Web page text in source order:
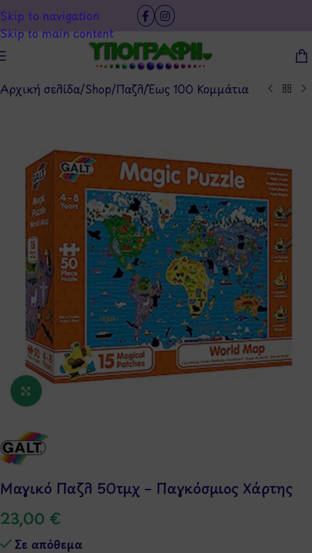
Skip to navigation
Skip to main content
Αρχική σελίδα/Shop/Παζλ/Έως 100 Κομμάτια
Κάντε κλικ για μεγέθυνση
Μαγικό Παζλ 50τμχ – Παγκόσμιος Χάρτης
23,00 €
Σε απόθεμα